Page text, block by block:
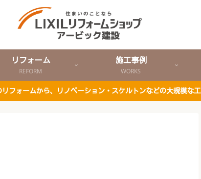
リフォーム
REFORM
施工事例
WORKS
フォームから、リノベーション・スケルトンなどの大規模な